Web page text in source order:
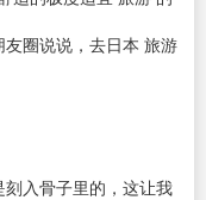
圈说说，去日本 旅游
入骨子里的，这让我